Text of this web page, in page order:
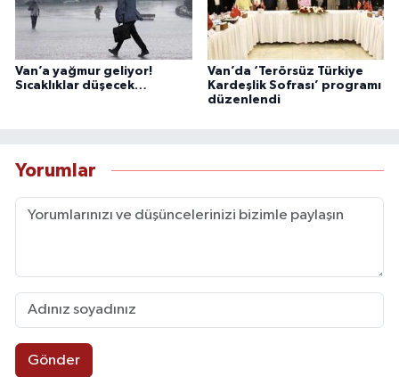
Van’a yağmur geliyor!
Sıcaklıklar düşecek…
Van’da ‘Terörsüz Türkiye
Kardeşlik Sofrası’ programı
düzenlendi
Yorumlar
Gönder